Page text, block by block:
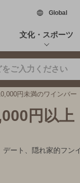
Global新し
文化・スポーツ
円未満のワインバー
円以上
ート、隠れ家的フン